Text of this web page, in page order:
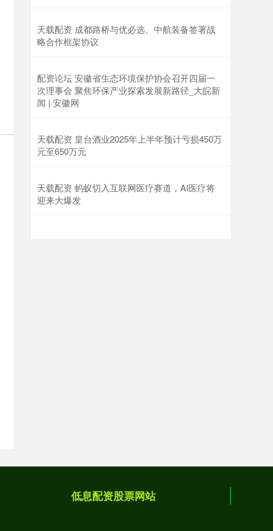
天载配资 成都路桥与优必选、中航装备签署战
略合作框架协议
配资论坛 安徽省生态环境保护协会召开四届一
次理事会 聚焦环保产业探索发展新路径_大皖新
闻 | 安徽网
天载配资 皇台酒业2025年上半年预计亏损450万
元至650万元
天载配资 蚂蚁切入互联网医疗赛道，AI医疗将
迎来大爆发
低息配资股票网站